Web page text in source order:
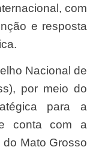
com
e resposta
por meio do
para a
conta com a
Mato Grosso